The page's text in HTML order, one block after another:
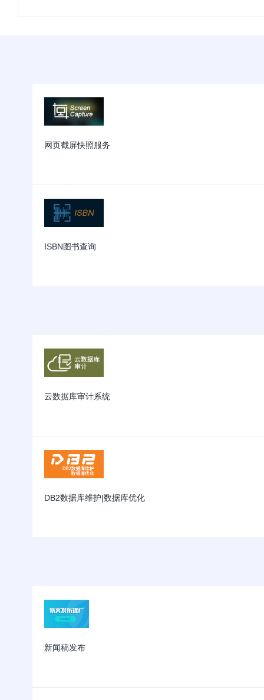
网页截屏快照服务
ISBN图书查询
云数据库审计系统
DB2数据库维护|数据库优化
新闻稿发布